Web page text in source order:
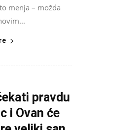
menja – možda
pravdu
i Ovan će